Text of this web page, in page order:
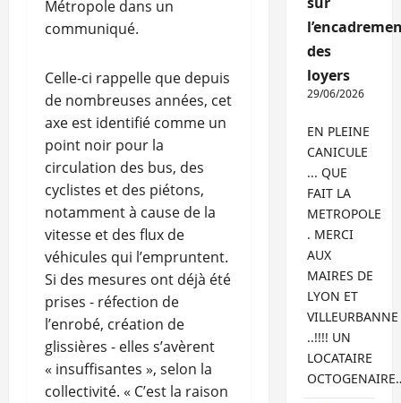
Métropole dans un
communiqué.
Celle-ci rappelle que depuis
de nombreuses années, cet
axe est identifié comme un
point noir pour la
circulation des bus, des
cyclistes et des piétons,
notamment à cause de la
vitesse et des flux de
véhicules qui l’empruntent.
Si des mesures ont déjà été
prises - réfection de
l’enrobé, création de
glissières - elles s’avèrent
« insuffisantes », selon la
collectivité. « C’est la raison
des
loyers
29/06/2026
EN PLEINE
CANICULE
... QUE
FAIT LA
METROPOLE
. MERCI
AUX
MAIRES DE
LYON ET
VILLEURBANNE
..!!!! UN
LOCATAIRE